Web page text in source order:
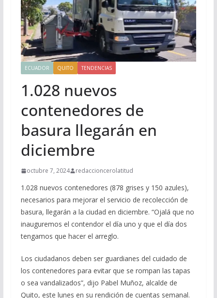
ECUADOR QUITO TENDENCIAS
1.028 nuevos
contenedores de
basura llegarán en
diciembre
octubre 7, 2024 redaccioncerolatitud
1.028 nuevos contenedores (878 grises y 150 azules),
necesarios para mejorar el servicio de recolección de
basura, llegarán a la ciudad en diciembre. “Ojalá que no
inauguremos el contendor el día uno y que el día dos
tengamos que hacer el arreglo.
Los ciudadanos deben ser guardianes del cuidado de
los contenedores para evitar que se rompan las tapas
o sea vandalizados”, dijo Pabel Muñoz, alcalde de
Quito, este lunes en su rendición de cuentas semanal.